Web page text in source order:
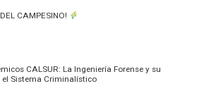
CAMPESINO!
CALSUR: La Ingeniería Forense y su
el Sistema Criminalístico